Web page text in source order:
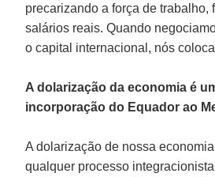
precarizando a força de trabalho,
salários reais. Quando
o capital internacional, nós
A dolarização da economia é
incorporação do Equador ao
A dolarização de nossa
qualquer processo